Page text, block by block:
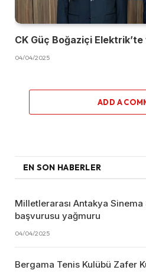
CK Güç Boğaziçi
04/04/2025
ADD A
EN SON HABERLER
Milletlerarası Antakya Sinema
başvurusu yağmuru
04/04/2025
Bergama Tenis Kulübü Zafer